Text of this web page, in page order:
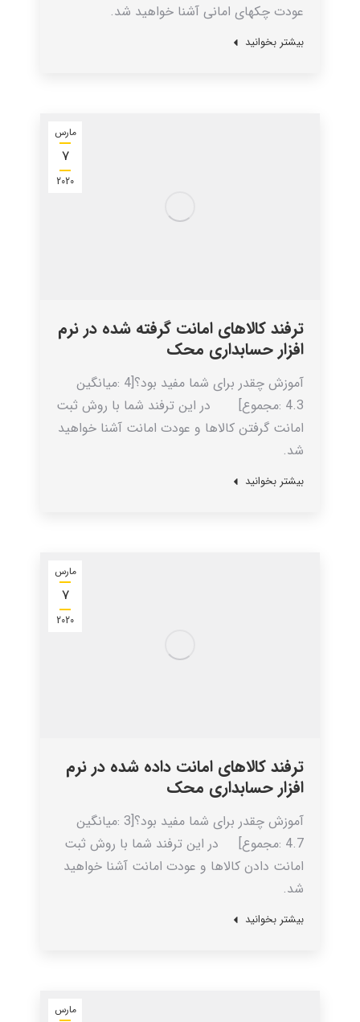
عودت چکهای امانی آشنا خواهید شد.
بیشتر بخوانید
مارس
7
2020
ترفند کالاهای امانت گرفته شده در نرم
افزار حسابداری محک
آموزش چقدر برای شما مفید بود؟[4 :میانگین
4.3 :مجموع] در این ترفند شما با روش ثبت
امانت گرفتن کالاها و عودت امانت آشنا خواهید
شد.
بیشتر بخوانید
مارس
7
2020
ترفند کالاهای امانت داده شده در نرم
افزار حسابداری محک
آموزش چقدر برای شما مفید بود؟[3 :میانگین
4.7 :مجموع] در این ترفند شما با روش ثبت
امانت دادن کالاها و عودت امانت آشنا خواهید
شد.
بیشتر بخوانید
مارس